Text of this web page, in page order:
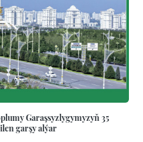
Garaşsyzlygymyzyň 35
garşy alýar